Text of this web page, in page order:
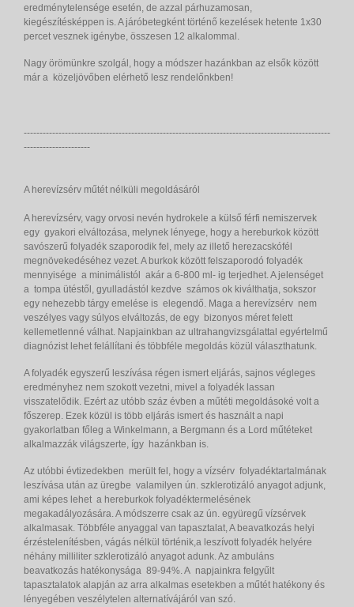
eredménytelensége esetén, de azzal párhuzamosan,
kiegészítésképpen is. A járóbetegként történő kezelések hetente 1x30
percet vesznek igénybe, összesen 12 alkalommal.
Nagy örömünkre szolgál, hogy a módszer hazánkban az elsők között
már a közeljövőben elérhető lesz rendelőnkben!
-------------------------------------------------------------------------------------------------
---------------------
A herevízsérv műtét nélküli megoldásáról
A herevízsérv, vagy orvosi nevén hydrokele a külső férfi nemiszervek
egy gyakori elváltozása, melynek lényege, hogy a hereburkok között
savószerű folyadék szaporodik fel, mely az illető herezacskófél
megnövekedéséhez vezet. A burkok között felszaporodó folyadék
mennyisége a minimálistól akár a 6-800 ml- ig terjedhet. A jelenséget
a tompa ütéstől, gyulladástól kezdve számos ok kiválthatja, sokszor
egy nehezebb tárgy emelése is elegendő. Maga a herevízsérv nem
veszélyes vagy súlyos elváltozás, de egy bizonyos méret felett
kellemetlenné válhat. Napjainkban az ultrahangvizsgálattal egyértelmű
diagnózist lehet felállítani és többféle megoldás közül választhatunk.
A folyadék egyszerű leszívása régen ismert eljárás, sajnos végleges
eredményhez nem szokott vezetni, mivel a folyadék lassan
visszatelődik. Ezért az utóbb száz évben a műtéti megoldásoké volt a
főszerep. Ezek közül is több eljárás ismert és használt a napi
gyakorlatban főleg a Winkelmann, a Bergmann és a Lord műtéteket
alkalmazzák világszerte, így hazánkban is.
Az utóbbi évtizedekben merült fel, hogy a vízsérv folyadéktartalmának
leszívása után az üregbe valamilyen ún. szklerotizáló anyagot adjunk,
ami képes lehet a hereburkok folyadéktermelésének
megakadályozására. A módszerre csak az ún. együregű vízsérvek
alkalmasak. Többféle anyaggal van tapasztalat, A beavatkozás helyi
érzéstelenítésben, vágás nélkül történik,a leszívott folyadék helyére
néhány milliliter szklerotizáló anyagot adunk. Az ambuláns
beavatkozás hatékonysága 89-94%. A napjainkra felgyűlt
tapasztalatok alapján az arra alkalmas esetekben a műtét hatékony és
lényegében veszélytelen alternatívájáról van szó.